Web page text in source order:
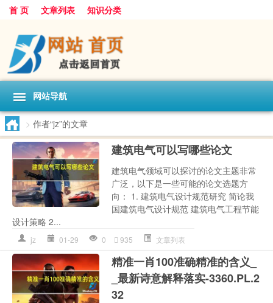
首 页 文章列表 知识分类
网站导航
> 作者“jz”的文章
建筑电气可以写哪些论文
建筑电气领域可以探讨的论文主题非常
广泛，以下是一些可能的论文选题方
向： 1. 建筑电气设计规范研究 简论我
国建筑电气设计规范 建筑电气工程节能
设计策略 2...
jz 01-29 0 935 文章列表
精准一肖100准确精准的含义_
_最新诗意解释落实-3360.PL.2
32